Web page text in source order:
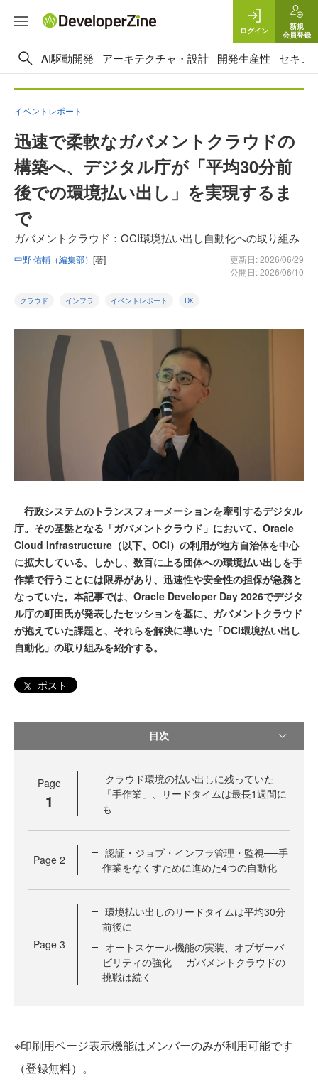
ログイン
新規
会員登録
AI駆動開発 アーキテクチャ・設計 開発生産性 セキュ
イベントレポート
迅速で柔軟なガバメントクラウドの
構築へ、デジタル庁が「平均30分前
後での環境払い出し」を実現するま
で
ガバメントクラウド：OCI環境払い出し自動化への取り組み
中野 佑輔（編集部） [著]
更新日: 2026/06/29
公開日: 2026/06/10
クラウド インフラ イベントレポート DX
行政システムのトランスフォーメーションを牽引するデジタル
庁。その基盤となる「ガバメントクラウド」において、Oracle
Cloud Infrastructure（以下、OCI）の利用が地方自治体を中心
に拡大している。しかし、数百に上る団体への環境払い出しを手
作業で行うことには限界があり、迅速性や安全性の担保が急務と
なっていた。本記事では、Oracle Developer Day 2026でデジタ
ル庁の町田氏が発表したセッションを基に、ガバメントクラウド
が抱えていた課題と、それらを解決に導いた「OCI環境払い出し
自動化」の取り組みを紹介する。
ポスト
目次
Page
1
クラウド環境の払い出しに残っていた
「手作業」、リードタイムは最長1週間に
も
Page 2
認証・ジョブ・インフラ管理・監視──手
作業をなくすために進めた4つの自動化
Page 3
環境払い出しのリードタイムは平均30分
前後に
オートスケール機能の実装、オブザーバ
ビリティの強化──ガバメントクラウドの
挑戦は続く
※印刷用ページ表示機能はメンバーのみが利用可能です
（登録無料）。